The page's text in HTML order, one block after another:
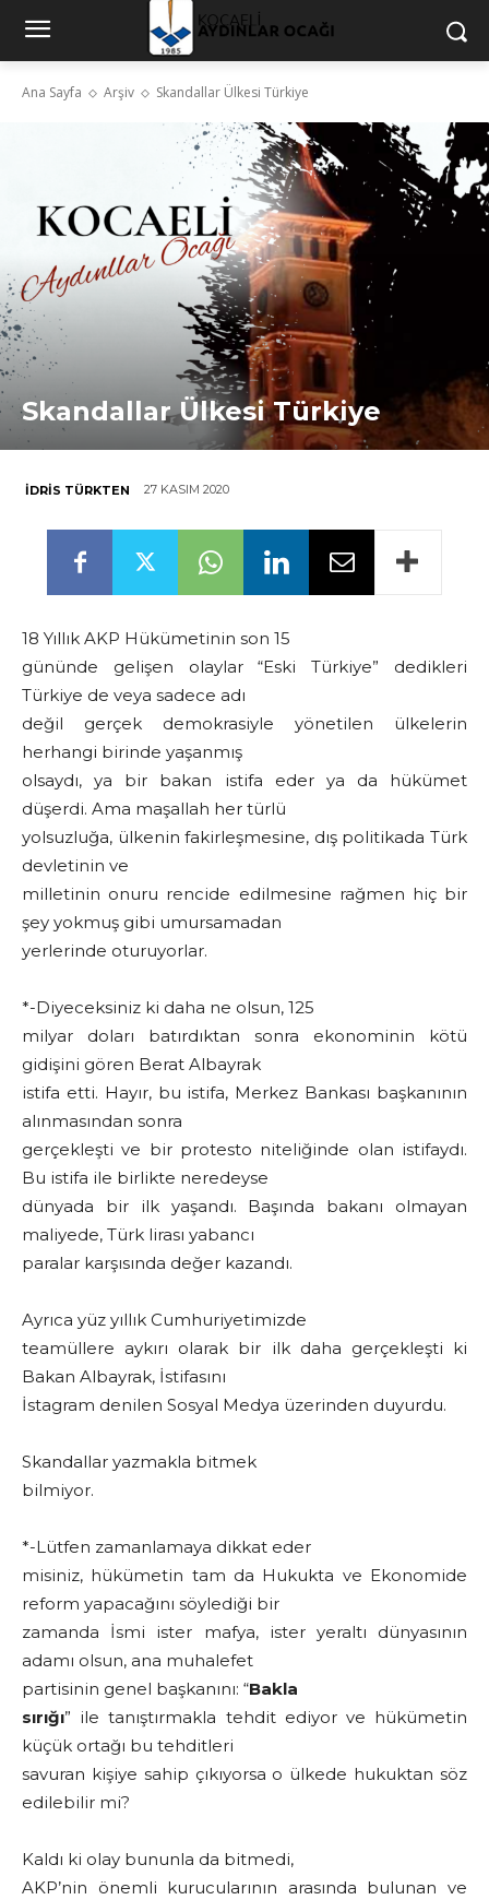
Ana Sayfa Arşiv Skandallar Ülkesi Türkiye
Skandallar Ülkesi Türkiye
İDRIS TÜRKTEN 27 KASIM 2020
18 Yıllık AKP Hükümetinin son 15
gününde gelişen olaylar “Eski Türkiye” dedikleri
Türkiye de veya sadece adı
değil gerçek demokrasiyle yönetilen ülkelerin
herhangi birinde yaşanmış
olsaydı, ya bir bakan istifa eder ya da hükümet
düşerdi. Ama maşallah her türlü
yolsuzluğa, ülkenin fakirleşmesine, dış politikada Türk
devletinin ve
milletinin onuru rencide edilmesine rağmen hiç bir
şey yokmuş gibi umursamadan
yerlerinde oturuyorlar.
*-Diyeceksiniz ki daha ne olsun, 125
milyar doları batırdıktan sonra ekonominin kötü
gidişini gören Berat Albayrak
istifa etti. Hayır, bu istifa, Merkez Bankası başkanının
alınmasından sonra
gerçekleşti ve bir protesto niteliğinde olan istifaydı.
Bu istifa ile birlikte neredeyse
dünyada bir ilk yaşandı. Başında bakanı olmayan
maliyede, Türk lirası yabancı
paralar karşısında değer kazandı.
Ayrıca yüz yıllık Cumhuriyetimizde
teamüllere aykırı olarak bir ilk daha gerçekleşti ki
Bakan Albayrak, İstifasını
İstagram denilen Sosyal Medya üzerinden duyurdu.
Skandallar yazmakla bitmek
bilmiyor.
*-Lütfen zamanlamaya dikkat eder
misiniz, hükümetin tam da Hukukta ve Ekonomide
reform yapacağını söylediği bir
zamanda İsmi ister mafya, ister yeraltı dünyasının
adamı olsun, ana muhalefet
partisinin genel başkanını: “Bakla
sırığı” ile tanıştırmakla tehdit ediyor ve hükümetin
küçük ortağı bu tehditleri
savuran kişiye sahip çıkıyorsa o ülkede hukuktan söz
edilebilir mi?
Kaldı ki olay bununla da bitmedi,
AKP’nin önemli kurucularının arasında bulunan ve